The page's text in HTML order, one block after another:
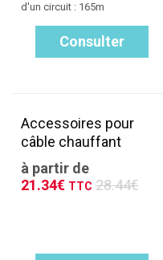
d'un circuit : 165m
Consulter
Accessoires pour
câble chauffant
à partir de
21.34€ TTC 28.44€